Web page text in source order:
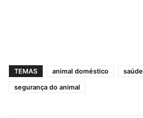
TEMAS animal doméstico
segurança do animal